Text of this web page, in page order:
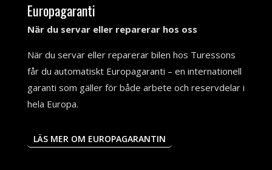
Europagaranti
När du servar eller reparerar hos oss
När du servar eller reparerar bilen hos Turessons
får du automatiskt Europagaranti – en internationell
garanti som gäller för både arbete och reservdelar i
hela Europa.
LÄS MER OM EUROPAGARANTIN